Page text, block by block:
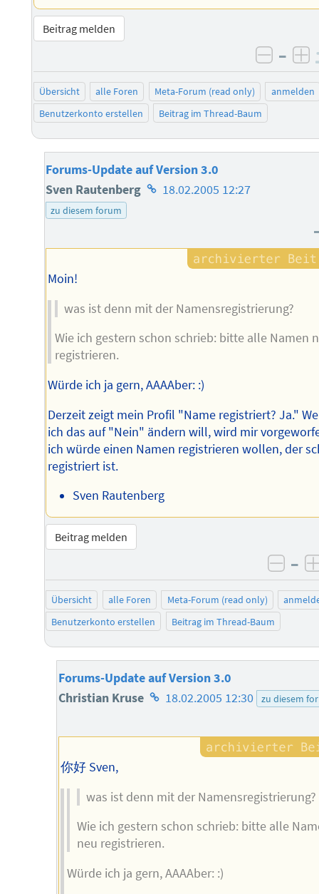
Beitrag melden
–
Übersicht alle Foren Meta-Forum (read only)
anmelden
Benutzerkonto erstellen
Beitrag im Thread-Baum
Forums-Update auf Version 3.0
Sven Rautenberg Homepage
18.02.2005 12:27
zu diesem forum
Moin!
was ist denn mit der Namensregistrierung?
Wie ich gestern schon schrieb: bitte alle Namen
registrieren.
Würde ich ja gern, AAAAber: :)
Derzeit zeigt mein Profil "Name registriert? Ja."
ich das auf "Nein" ändern will, wird mir
ich würde einen Namen registrieren wollen, der
registriert ist.
Sven Rautenberg
Beitrag melden
–
Übersicht alle Foren Meta-Forum (read only)
Benutzerkonto erstellen
Beitrag im Thread-Baum
Forums-Update auf Version 3.0
Christian Kruse Homepage
Autors
18.02.2005 12:30 zu diesem
你好 Sven,
was ist denn mit der Namensregistrierung?
Wie ich gestern schon schrieb: bitte alle
neu registrieren.
Würde ich ja gern, AAAAber: :)